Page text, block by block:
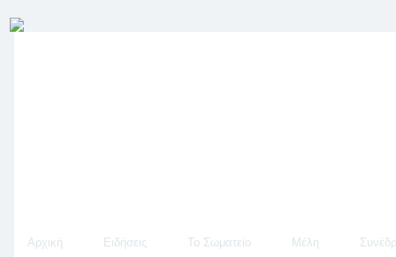
Αρχική Ειδήσεις Το Σωματείο Μέλη